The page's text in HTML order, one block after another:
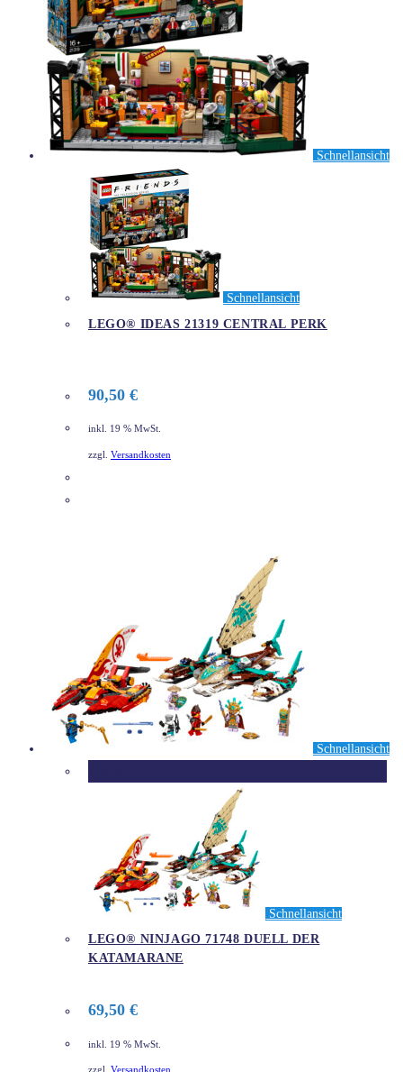
Schnellansicht
Schnellansicht
LEGO® IDEAS 21319 CENTRAL PERK
90,50 €
inkl. 19 % MwSt.
zzgl. Versandkosten
Schnellansicht
Schnellansicht
LEGO® NINJAGO 71748 DUELL DER
KATAMARANE
69,50 €
inkl. 19 % MwSt.
zzgl. Versandkosten